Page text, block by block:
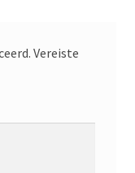
Vereiste